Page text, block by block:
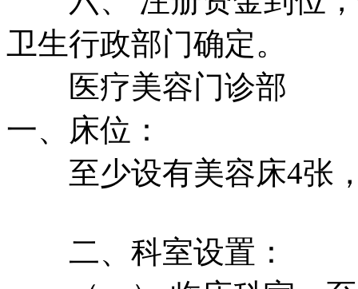
卫生行政部门确定。
医疗美容门诊部
一、床位：
至少设有美容床4张
二、科室设置：